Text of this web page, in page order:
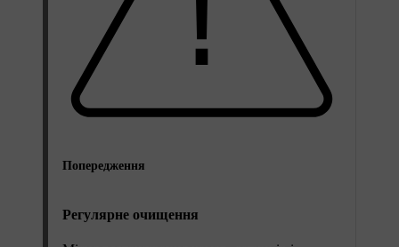
Попередження
Регулярне очищення